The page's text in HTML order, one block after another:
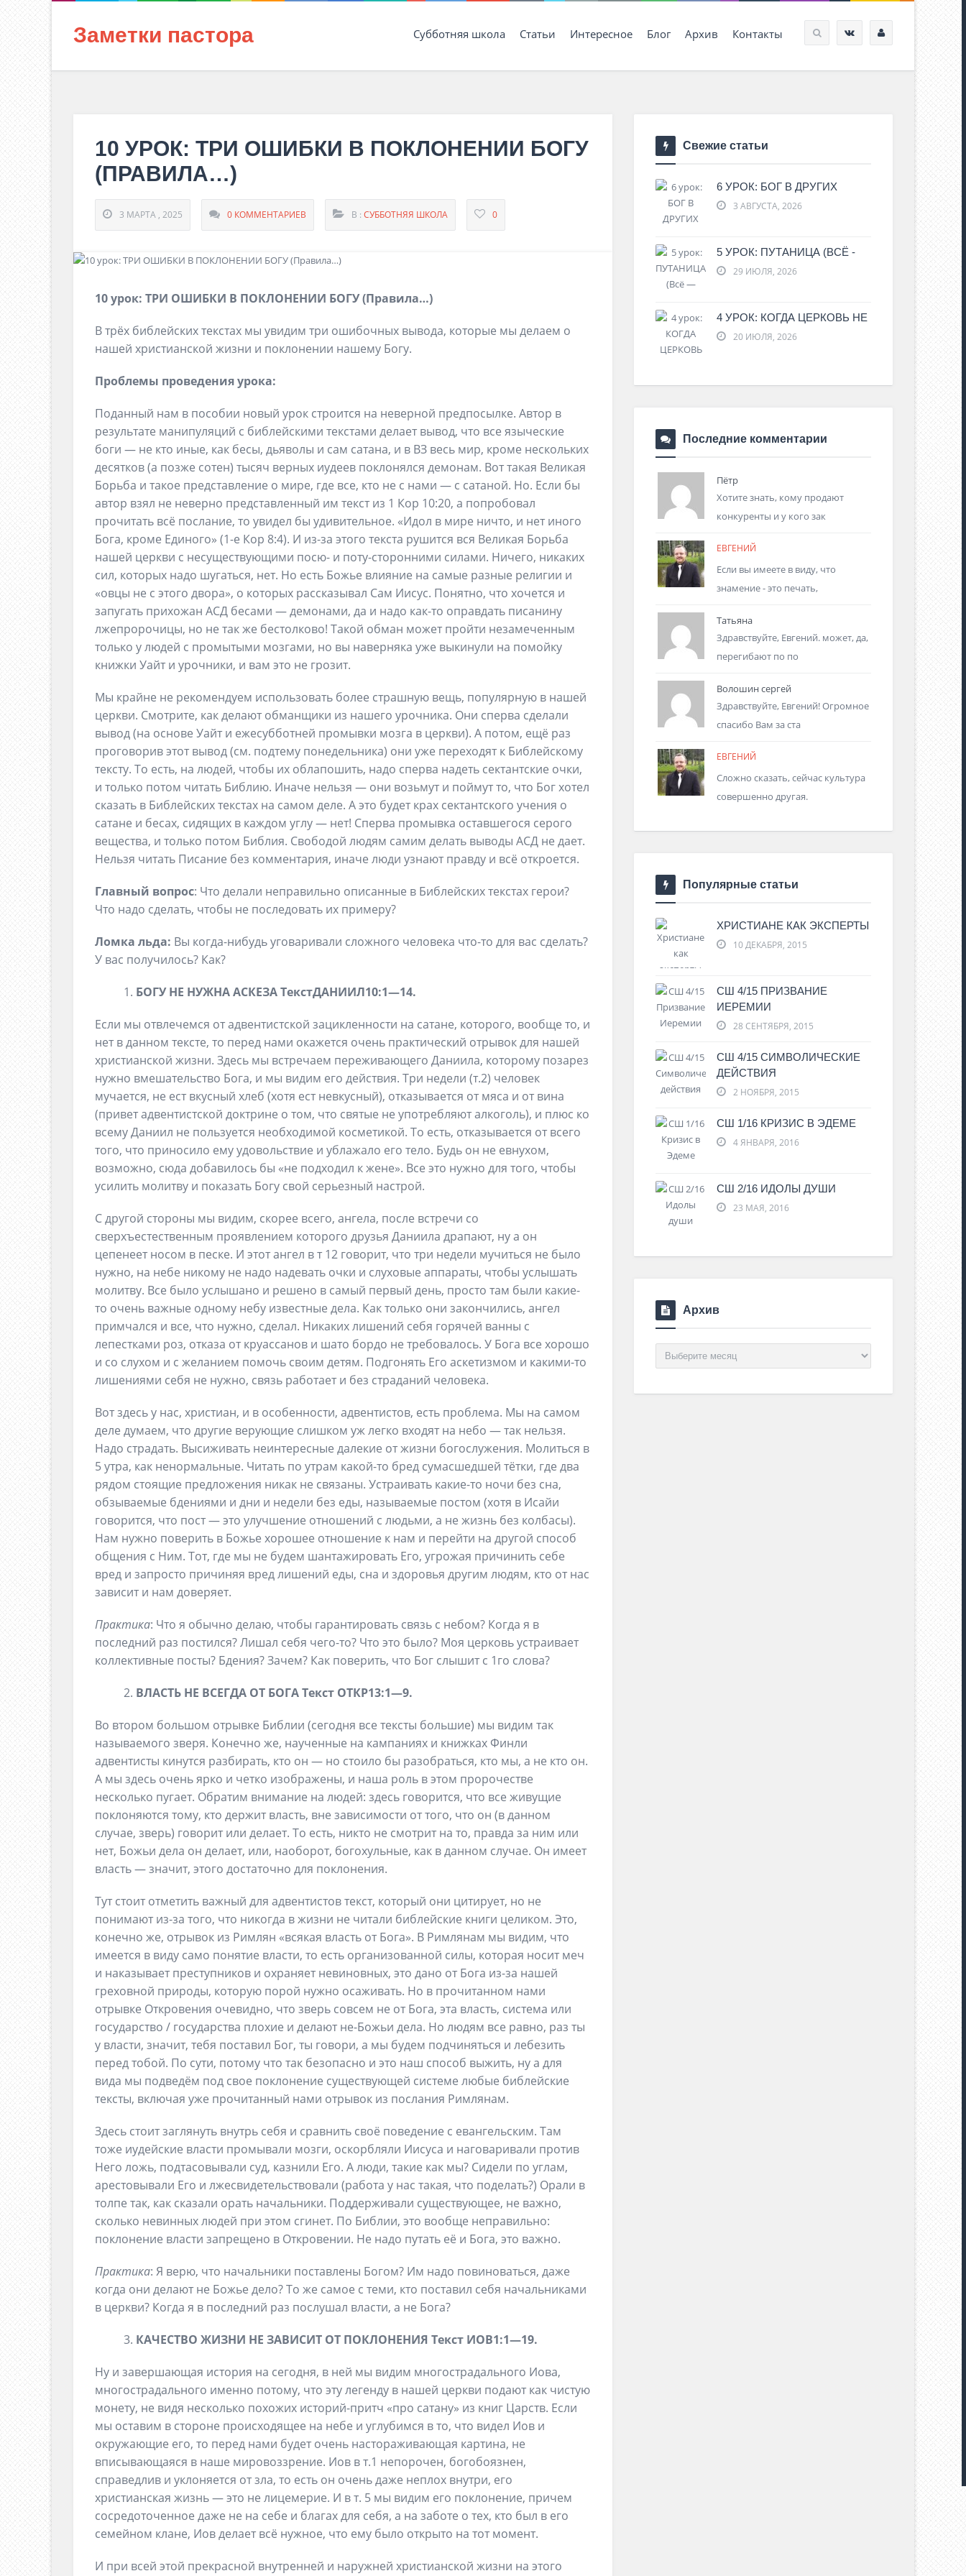
Заметки пастора Субботняя школа Статьи Интересное Блог Архив Контакты
10 УРОК: ТРИ ОШИБКИ В ПОКЛОНЕНИИ БОГУ
(ПРАВИЛА…)
3 МАРТА , 2025 0 КОММЕНТАРИЕВ В : СУББОТНЯЯ ШКОЛА 0
10урок: ТРИ ОШИБКИ В ПОКЛОНЕНИИ БОГУ(Правила…)
В трёх библейских текстах мы увидим три ошибочных вывода, которые мы делаем о
нашей христианской жизни и поклонении нашему Богу.
Проблемы проведения урока:
Поданный нам в пособии новый урок строится на неверной предпосылке. Автор в
результате манипуляций с библейскими текстами делает вывод, что все языческие
боги — не кто иные, как бесы, дьяволы и сам сатана, и в ВЗ весь мир, кроме нескольких
десятков (а позже сотен) тысяч верных иудеев поклонялся демонам. Вот такая Великая
Борьба и такое представление о мире, где все, кто не с нами — с сатаной. Но. Если бы
автор взял не неверно представленный им текст из 1 Кор 10:20, а попробовал
прочитать всё послание, то увидел бы удивительное. «Идол в мире ничто, и нет иного
Бога, кроме Единого» (1-е Кор 8:4). И из-за этого текста рушится вся Великая Борьба
нашей церкви с несуществующими посю- и поту-сторонними силами. Ничего, никаких
сил, которых надо шугаться, нет. Но есть Божье влияние на самые разные религии и
«овцы не с этого двора», о которых рассказывал Сам Иисус. Понятно, что хочется и
запугать прихожан АСД бесами — демонами, да и надо как-то оправдать писанину
лжепророчицы, но не так же бестолково! Такой обман может пройти незамеченным
только у людей с промытыми мозгами, но вы наверняка уже выкинули на помойку
книжки Уайт и урочники, и вам это не грозит.
Мы крайне не рекомендуем использовать более страшную вещь, популярную в нашей
церкви. Смотрите, как делают обманщики из нашего урочника. Они сперва сделали
вывод (на основе Уайт и ежесубботней промывки мозга в церкви). А потом, ещё раз
проговорив этот вывод (см. подтему понедельника) они уже переходят к Библейскому
тексту. То есть, на людей, чтобы их облапошить, надо сперва надеть сектантские очки,
и только потом читать Библию. Иначе нельзя — они возьмут и поймут то, что Бог хотел
сказать в Библейских текстах на самом деле. А это будет крах сектантского учения о
сатане и бесах, сидящих в каждом углу — нет! Сперва промывка оставшегося серого
вещества, и только потом Библия. Свободой людям самим делать выводы АСД не дает.
Нельзя читать Писание без комментария, иначе люди узнают правду и всё откроется.
Главный вопрос: Что делали неправильно описанные в Библейских текстах герои?
Что надо сделать, чтобы не последовать их примеру?
Ломка льда: Вы когда-нибудь уговаривали сложного человека что-то для вас сделать?
У вас получилось? Как?
БОГУ НЕ НУЖНА АСКЕЗАТекстДАНИИЛ10:1—14.
Если мы отвлечемся от адвентистской зацикленности на сатане, которого, вообще то, и
нет в данном тексте, то перед нами окажется очень практический отрывок для нашей
христианской жизни. Здесь мы встречаем переживающего Даниила, которому позарез
нужно вмешательство Бога, и мы видим его действия. Три недели (т.2) человек
мучается, не ест вкусный хлеб (хотя ест невкусный), отказывается от мяса и от вина
(привет адвентистской доктрине о том, что святые не употребляют алкоголь), и плюс ко
всему Даниил не пользуется необходимой косметикой. То есть, отказывается от всего
того, что приносило ему удовольствие и ублажало его тело. Будь он не евнухом,
возможно, сюда добавилось бы «не подходил к жене». Все это нужно для того, чтобы
усилить молитву и показать Богу свой серьезный настрой.
С другой стороны мы видим, скорее всего, ангела, после встречи со
сверхъестественным проявлением которого друзья Даниила драпают, ну а он
цепенеет носом в песке. И этот ангел в т 12 говорит, что три недели мучиться не было
нужно, на небе никому не надо надевать очки и слуховые аппараты, чтобы услышать
молитву. Все было услышано и решено в самый первый день, просто там были какие-
то очень важные одному небу известные дела. Как только они закончились, ангел
примчался и все, что нужно, сделал. Никаких лишений себя горячей ванны с
лепестками роз, отказа от круассанов и шато бордо не требовалось. У Бога все хорошо
и со слухом и с желанием помочь своим детям. Подгонять Его аскетизмом и какими-то
лишениями себя не нужно, связь работает и без страданий человека.
Вот здесь у нас, христиан, и в особенности, адвентистов, есть проблема. Мы на самом
деле думаем, что другие верующие слишком уж легко входят на небо — так нельзя.
Надо страдать. Высиживать неинтересные далекие от жизни богослужения. Молиться в
5 утра, как ненормальные. Читать по утрам какой-то бред сумасшедшей тётки, где два
рядом стоящие предложения никак не связаны. Устраивать какие-то ночи без сна,
обзываемые бдениями и дни и недели без еды, называемые постом (хотя в Исайи
говорится, что пост — это улучшение отношений с людьми, а не жизнь без колбасы).
Нам нужно поверить в Божье хорошее отношение к нам и перейти на другой способ
общения с Ним. Тот, где мы не будем шантажировать Его, угрожая причинить себе
вред и запросто причиняя вред лишений еды, сна и здоровья другим людям, кто от нас
зависит и нам доверяет.
Практика: Что я обычно делаю, чтобы гарантировать связь с небом? Когда я в
последний раз постился? Лишал себя чего-то? Что это было? Моя церковь устраивает
коллективные посты? Бдения? Зачем? Как поверить, что Бог слышит с 1го слова?
ВЛАСТЬ НЕ ВСЕГДА ОТ БОГАТекст ОТКР13:1—9.
Во втором большом отрывке Библии (сегодня все тексты большие) мы видим так
называемого зверя. Конечно же, наученные на кампаниях и книжках Финли
адвентисты кинутся разбирать, кто он — но стоило бы разобраться, кто мы, а не кто он.
А мы здесь очень ярко и четко изображены, и наша роль в этом пророчестве
несколько пугает. Обратим внимание на людей: здесь говорится, что все живущие
поклоняются тому, кто держит власть, вне зависимости от того, что он (в данном
случае, зверь) говорит или делает. То есть, никто не смотрит на то, правда за ним или
нет, Божьи дела он делает, или, наоборот, богохульные, как в данном случае. Он имеет
власть — значит, этого достаточно для поклонения.
Тут стоит отметить важный для адвентистов текст, который они цитирует, но не
понимают из-за того, что никогда в жизни не читали библейские книги целиком. Это,
конечно же, отрывок из Римлян «всякая власть от Бога». В Римлянам мы видим, что
имеется в виду само понятие власти, то есть организованной силы, которая носит меч
и наказывает преступников и охраняет невиновных, это дано от Бога из-за нашей
греховной природы, которую порой нужно осаживать. Но в прочитанном нами
отрывке Откровения очевидно, что зверь совсем не от Бога, эта власть, система или
государство / государства плохие и делают не-Божьи дела. Но людям все равно, раз ты
у власти, значит, тебя поставил Бог, ты говори, а мы будем подчиняться и лебезить
перед тобой. По сути, потому что так безопасно и это наш способ выжить, ну а для
вида мы подведём под свое поклонение существующей системе любые библейские
тексты, включая уже прочитанный нами отрывок из послания Римлянам.
Здесь стоит заглянуть внутрь себя и сравнить своё поведение с евангельским. Там
тоже иудейские власти промывали мозги, оскорбляли Иисуса и наговаривали против
Него ложь, подтасовывали суд, казнили Его. А люди, такие как мы? Сидели по углам,
арестовывали Его и лжесвидетельствовали (работа у нас такая, что поделать?) Орали в
толпе так, как сказали орать начальники. Поддерживали существующее, не важно,
сколько невинных людей при этом сгинет. По Библии, это вообще неправильно:
поклонение власти запрещено в Откровении. Не надо путать её и Бога, это важно.
Практика: Я верю, что начальники поставлены Богом? Им надо повиноваться, даже
когда они делают не Божье дело? То же самое с теми, кто поставил себя начальниками
в церкви? Когда я в последний раз послушал власти, а не Бога?
КАЧЕСТВО ЖИЗНИ НЕ ЗАВИСИТ ОТ ПОКЛОНЕНИЯ Текст ИОВ1:1—19.
Ну и завершающая история на сегодня, в ней мы видим многострадального Иова,
многострадального именно потому, что эту легенду в нашей церкви подают как чистую
монету, не видя несколько похожих историй-притч «про сатану» из книг Царств. Если
мы оставим в стороне происходящее на небе и углубимся в то, что видел Иов и
окружающие его, то перед нами будет очень настораживающая картина, не
вписывающаяся в наше мировоззрение. Иов в т.1 непорочен, богобоязнен,
справедлив и уклоняется от зла, то есть он очень даже неплох внутри, его
христианская жизнь — это не лицемерие. И в т. 5 мы видим его поклонение, причем
сосредоточенное даже не на себе и благах для себя, а на заботе о тех, кто был в его
семейном клане, Иов делает всё нужное, что ему было открыто на тот момент.
И при всей этой прекрасной внутренней и наружней христианской жизни на этого
Свежие статьи
6 УРОК: БОГ В ДРУГИХ
3 АВГУСТА, 2026
5 УРОК: ПУТАНИЦА (ВСЁ -
29 ИЮЛЯ, 2026
4 УРОК: КОГДА ЦЕРКОВЬ НЕ
20 ИЮЛЯ, 2026
Последние комментарии
Пётр
Хотите знать, кому продают
конкуренты и у кого зак
ЕВГЕНИЙ
Если вы имеете в виду, что
знамение - это печать,
Татьяна
Здравствуйте, Евгений. может, да,
перегибают по по
Волошин сергей
Здравствуйте, Евгений! Огромное
спасибо Вам за ста
ЕВГЕНИЙ
Сложно сказать, сейчас культура
совершенно другая.
Популярные статьи
ХРИСТИАНЕ КАК ЭКСПЕРТЫ
10 ДЕКАБРЯ, 2015
СШ 4/15 ПРИЗВАНИЕ
ИЕРЕМИИ
28 СЕНТЯБРЯ, 2015
СШ 4/15 СИМВОЛИЧЕСКИЕ
ДЕЙСТВИЯ
2 НОЯБРЯ, 2015
СШ 1/16 КРИЗИС В ЭДЕМЕ
4 ЯНВАРЯ, 2016
СШ 2/16 ИДОЛЫ ДУШИ
23 МАЯ, 2016
Архив
Архив